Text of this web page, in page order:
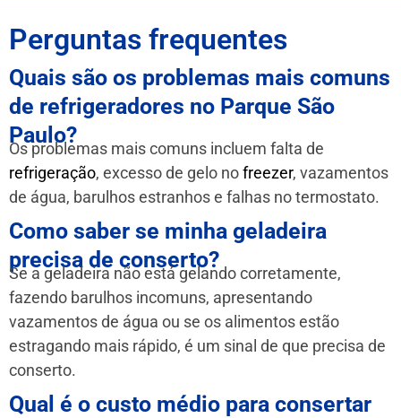
Perguntas frequentes
Quais são os problemas mais comuns
de refrigeradores no Parque São
Paulo?
Os problemas mais comuns incluem falta de
refrigeração, excesso de gelo nofreezer, vazamentos
de água, barulhos estranhos e falhas no termostato.
Como saber se minha geladeira
precisa de conserto?
Se a geladeira não está gelando corretamente,
fazendo barulhos incomuns, apresentando
vazamentos de água ou se os alimentos estão
estragando mais rápido, é um sinal de que precisa de
conserto.
Qual é o custo médio para consertar